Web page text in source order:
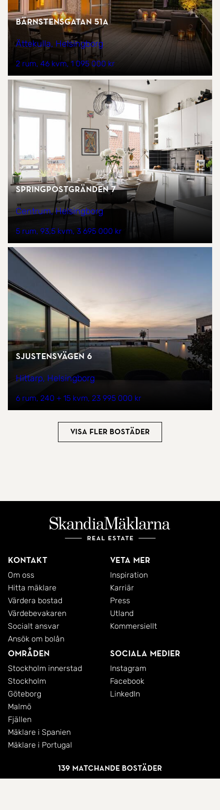
139 matchande bostäder
Bärnstensgatan 51A
Ättekulla, Helsingborg
2 rum 46 kvm 1 095 000 kr
Springpostgränden 7
Centrum, Helsingborg
5 rum 93,5 kvm 3 695 000 kr
Sjustensvägen 6
Hittarp, Helsingborg
6 rum 240 + 15 kvm 23 995 000 kr
Visa fler bostäder
Kontakt
Om oss
Hitta mäklare
Värdera bostad
Värdebevakaren
Socialt ansvar
Ansök om bolån
Veta mer
Inspiration
Karriär
Press
Utland
Kommersiellt
Områden
Stockholm innerstad
Stockholm
Göteborg
Malmö
Fjällen
Mäklare i Spanien
Mäklare i Portugal
Sociala medier
Instagram
Facebook
LinkedIn
© 2026 SkandiaMäklarna AB